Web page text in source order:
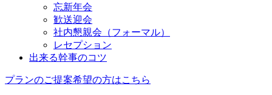
忘新年会
歓送迎会
社内懇親会（フォーマル）
レセプション
出来る幹事のコツ
プランのご提案希望の方はこちら